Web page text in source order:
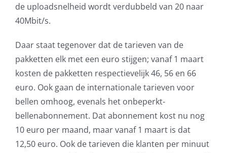
Contact
de uploadsnelheid wordt verdubbeld van 20 naar
40Mbit/s.
Daar staat tegenover dat de tarieven van de
pakketten elk met een euro stijgen; vanaf 1 maart
kosten de pakketten respectievelijk 46, 56 en 66
euro. Ook gaan de internationale tarieven voor
bellen omhoog, evenals het onbeperkt-
bellenabonnement. Dat abonnement kost nu nog
10 euro per maand, maar vanaf 1 maart is dat
12,50 euro. Ook de tarieven die klanten per minuut